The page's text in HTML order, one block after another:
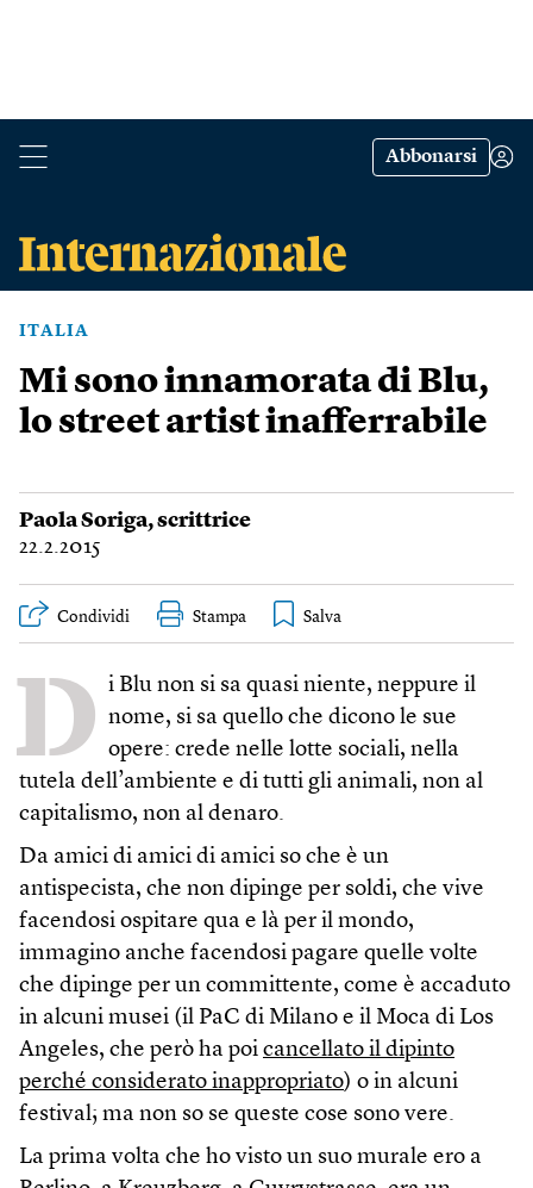
Abbonarsi
ITALIA
Mi sono innamorata di Blu,
lo street artist inafferrabile
Paola Soriga, scrittrice
22.2.2015
Condividi Stampa
D i Blu non si sa quasi niente, neppure il
nome, si sa quello che dicono le sue
opere: crede nelle lotte sociali, nella
tutela dell’ambiente e di tutti gli animali, non al
capitalismo, non al denaro.
Da amici di amici di amici so che è un
antispecista, che non dipinge per soldi, che vive
facendosi ospitare qua e là per il mondo,
immagino anche facendosi pagare quelle volte
che dipinge per un committente, come è accaduto
in alcuni musei (il PaC di Milano e il Moca di Los
Angeles, che però ha poi cancellato il dipinto
perché considerato inappropriato) o in alcuni
festival; ma non so se queste cose sono vere.
La prima volta che ho visto un suo murale ero a